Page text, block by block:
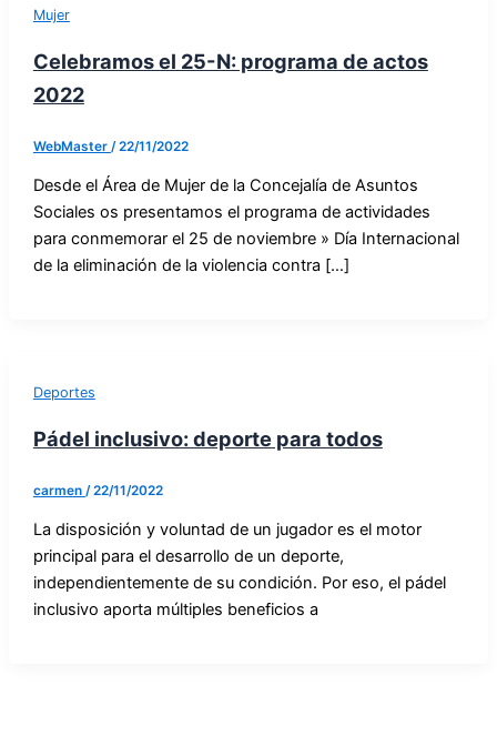
Mujer
Celebramos el 25-N: programa de actos
2022
WebMaster /22/11/2022
Desde el Área de Mujer de la Concejalía de Asuntos
Sociales os presentamos el programa de actividades
para conmemorar el 25 de noviembre » Día Internacional
de la eliminación de la violencia contra […]
Deportes
Pádel inclusivo: deporte para todos
carmen /22/11/2022
La disposición y voluntad de un jugador es el motor
principal para el desarrollo de un deporte,
independientemente de su condición. Por eso, el pádel
inclusivo aporta múltiples beneficios a